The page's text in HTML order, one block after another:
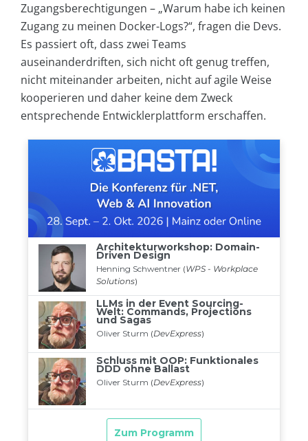
Zugangsberechtigungen – „Warum habe ich keinen
Zugang zu meinen Docker-Logs?“, fragen die Devs.
Es passiert oft, dass zwei Teams
auseinanderdriften, sich nicht oft genug treffen,
nicht miteinander arbeiten, nicht auf agile Weise
kooperieren und daher keine dem Zweck
entsprechende Entwicklerplattform erschaffen.